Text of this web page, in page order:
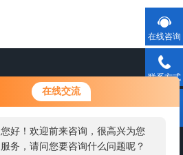
在线交流
您好！欢迎前来咨询，很高兴为您
服务，请问您要咨询什么问题呢？
您好，看您停留很久了，是否找到
了需求产品，您可以直接在线与我
在线咨询
联系方式